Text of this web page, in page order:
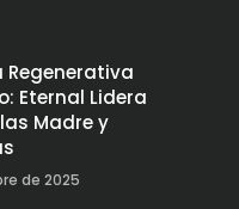
Regenerativa
Eternal Lidera
Madre y
de 2025